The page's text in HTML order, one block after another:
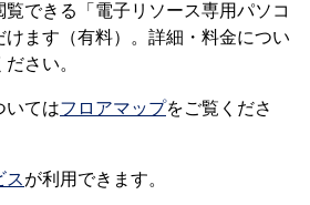
覧できる「電子リソース専用パソコ
けます（有料）。詳細・料金につい
さい。
いてはフロアマップをご覧くださ
スが利用できます。